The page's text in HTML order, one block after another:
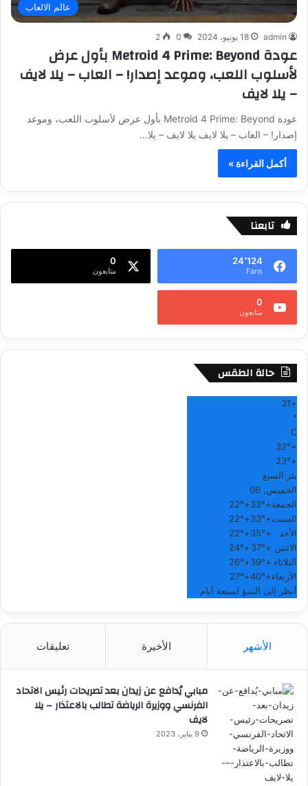
عالم الالعاب
admin 18 يونيو، 2024 0
2
عودة Metroid 4 Prime: Beyond بأول عرض
لأسلوب اللعب، وموعد إصدار! – العاب – يلا لايف
– يلا لايف
عودة Metroid 4 Prime: Beyond بأول عرض لأسلوب اللعب، وموعد
إصدار! – العاب – يلا لايف يلا لايف – يلا…
أكمل القراءة »
تابعنا
24٬124
Fans
0
متابعون
0
متابعون
حالة الطقس
+
31
°
C
+
32°
+
23°
بئر السبع
الخميس, 06
الجمعة+
33°
+
22°
السبت+
33°
+
22°
الأحد
+
35°
+
22°
الاثنين +
37°
+
24°
الثلاثاء +
39°
+
26°
الأربعاء+
40°
+
27°
أنظر إلى التنبؤ لسبعة أيام
الأشهر الأخيرة تعليقات
مبابي يُدافع عن زيدان بعد تصريحات رئيس الاتحاد
الفرنسي ووزيرة الرياضة تطالب بالاعتذار – يلا
لايف
9 يناير، 2023